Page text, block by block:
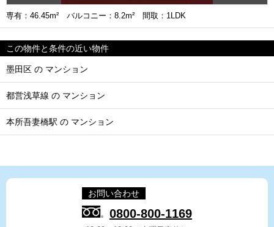
専有：46.45m² バルコニー：8.2m² 間取：1LDK
この物件と条件の近い物件
墨田区 の マンション
都営浅草線 の マンション
本所吾妻橋駅 の マンション
お問い合わせ
0800-800-1169